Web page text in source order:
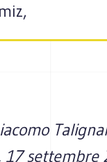
17 settembre